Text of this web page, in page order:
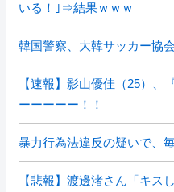
いる！｣⇒結果ｗｗｗ
韓国警察、大韓サッカー協
【速報】影山優佳（25）、
ーーーーー！！
暴力行為法違反の疑いで、
【悲報】渡邊渚さん「キス